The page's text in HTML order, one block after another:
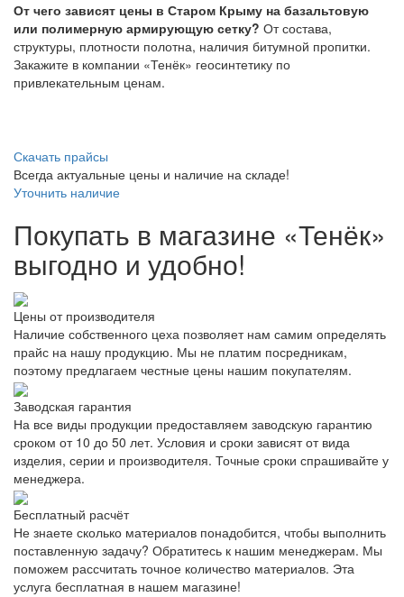
От чего зависят цены в Старом Крыму на базальтовую
или полимерную армирующую сетку? От состава,
структуры, плотности полотна, наличия битумной пропитки.
Закажите в компании «Тенёк» геосинтетику по
привлекательным ценам.
Скачать прайсы
Всегда актуальные цены и наличие на складе!
Уточнить наличие
Покупать в магазине «Тенёк»
выгодно и удобно!
Цены от производителя
Наличие собственного цеха позволяет нам самим определять
прайс на нашу продукцию. Мы не платим посредникам,
поэтому предлагаем честные цены нашим покупателям.
Заводская гарантия
На все виды продукции предоставляем заводскую гарантию
сроком от 10 до 50 лет. Условия и сроки зависят от вида
изделия, серии и производителя. Точные сроки спрашивайте у
менеджера.
Бесплатный расчёт
Не знаете сколько материалов понадобится, чтобы выполнить
поставленную задачу? Обратитесь к нашим менеджерам. Мы
поможем рассчитать точное количество материалов. Эта
услуга бесплатная в нашем магазине!